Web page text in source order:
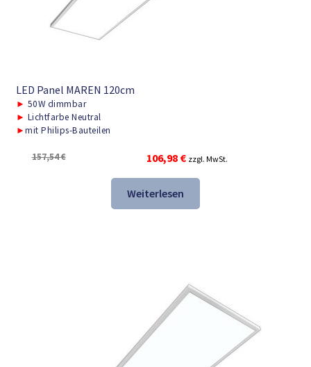
LED Panel MAREN 120cm
► 50W dimmbar
► Lichtfarbe Neutral
►mit Philips-Bauteilen
157,54€
Ursprünglicher
war:
157,54 €
106,98 €Aktueller
106,98 €.
zzgl. MwSt.
Weiterlesen